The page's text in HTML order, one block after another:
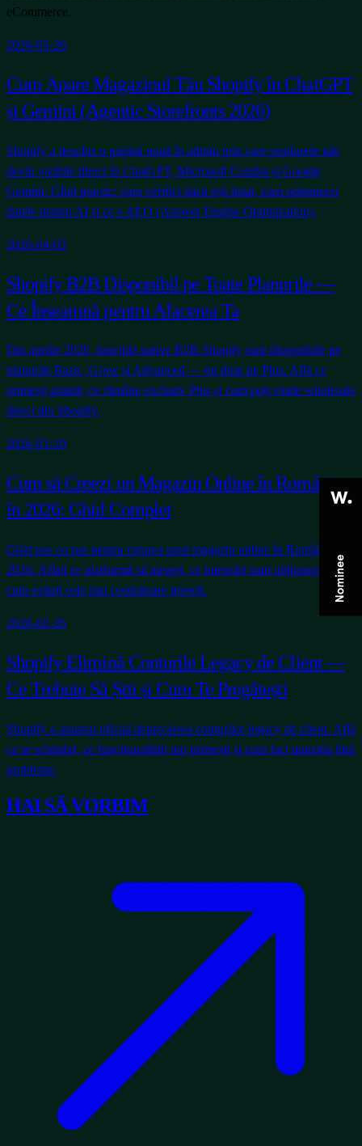
eCommerce.
2026-05-26
Cum Apare Magazinul Tău Shopify în ChatGPT
și Gemini (Agentic Storefronts 2026)
Shopify a deschis o pagină nouă în admin prin care produsele tale
devin vizibile direct în ChatGPT, Microsoft Copilot și Google
Gemini. Ghid practic: cum verifici dacă ești listat, cum optimizezi
datele pentru AI și ce e AEO (Answer Engine Optimization).
2026-04-03
Shopify B2B Disponibil pe Toate Planurile —
Ce Înseamnă pentru Afacerea Ta
Din aprilie 2026, funcțiile native B2B Shopify sunt disponibile pe
planurile Basic, Grow și Advanced — nu doar pe Plus. Află ce
primești gratuit, ce rămâne exclusiv Plus și cum poți vinde wholesale
direct din Shopify.
2026-03-10
Cum să Creezi un Magazin Online în România
în 2026: Ghid Complet
Ghid pas cu pas pentru crearea unui magazin online în România în
2026. Aflați ce platformă să alegeți, ce integrări sunt obligatorii și
cum evitați cele mai costisitoare greșeli.
2026-02-26
Shopify Elimină Conturile Legacy de Client —
Ce Trebuie Să Știi și Cum Te Pregătești
Shopify a anunțat oficial deprecierea conturilor legacy de client. Află
ce se schimbă, ce funcționalități noi primești și cum faci tranziția fără
probleme.
HAI SĂ VORBIM